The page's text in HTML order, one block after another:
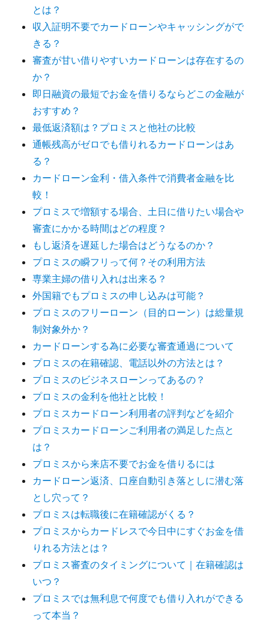
とは？
収入証明不要でカードローンやキャッシングがで
きる？
審査が甘い借りやすいカードローンは存在するの
か？
即日融資の最短でお金を借りるならどこの金融が
おすすめ？
最低返済額は？プロミスと他社の比較
通帳残高がゼロでも借りれるカードローンはあ
る？
カードローン金利・借入条件で消費者金融を比
較！
プロミスで増額する場合、土日に借りたい場合や
審査にかかる時間はどの程度？
もし返済を遅延した場合はどうなるのか？
プロミスの瞬フリって何？その利用方法
専業主婦の借り入れは出来る？
外国籍でもプロミスの申し込みは可能？
プロミスのフリーローン（目的ローン）は総量規
制対象外か？
カードローンする為に必要な審査通過について
プロミスの在籍確認、電話以外の方法とは？
プロミスのビジネスローンってあるの？
プロミスの金利を他社と比較！
プロミスカードローン利用者の評判などを紹介
プロミスカードローンご利用者の満足した点と
は？
プロミスから来店不要でお金を借りるには
カードローン返済、口座自動引き落としに潜む落
とし穴って？
プロミスは転職後に在籍確認がくる？
プロミスからカードレスで今日中にすぐお金を借
りれる方法とは？
プロミス審査のタイミングについて｜在籍確認は
いつ？
プロミスでは無利息で何度でも借り入れができる
って本当？